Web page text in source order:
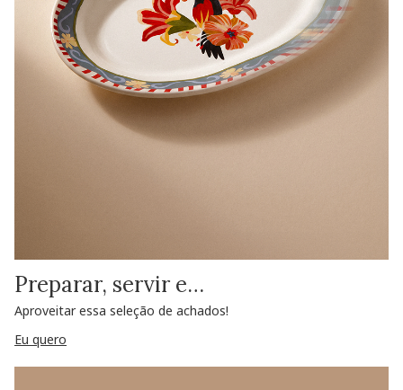
Preparar, servir e…
Aproveitar essa seleção de achados!
Eu quero